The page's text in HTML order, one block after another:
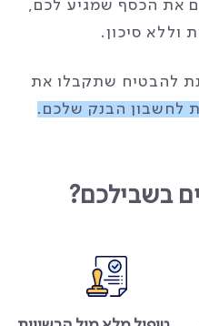
את הכסף שמגיע לכם,
וללא סיכון.
להבטיח שתקבלו את
לחשבון הבנק שלכם.
בשבילכם?